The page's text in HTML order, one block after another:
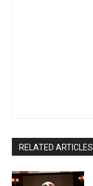
RELATED ARTICLES